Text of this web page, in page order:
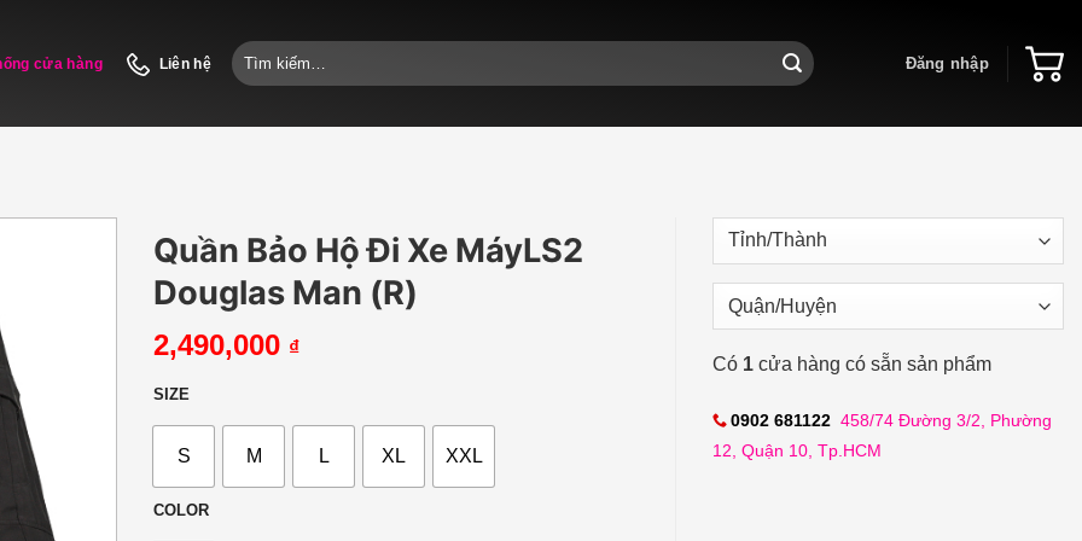
cửa hàng Liên hệ
Tìm
kiếm:
Đăng nhập
Quần Bảo Hộ Đi Xe MáyLS2
Douglas Man (R)
2,490,000 ₫
SIZE
S M L XL XXL
COLOR
Có 1 cửa hàng có sẵn sản phẩm
0902 681122 458/74 Đường 3/2, Phường
12, Quận 10, Tp.HCM